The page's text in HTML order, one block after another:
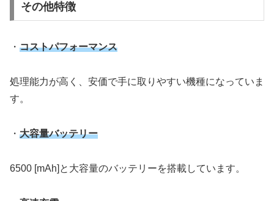
その他特徴
・ コストパフォーマンス
処理能力が高く、安価で手に取りやすい機種になっていま
す。
・ 大容量バッテリー
6500 [mAh]と大容量のバッテリーを搭載しています。